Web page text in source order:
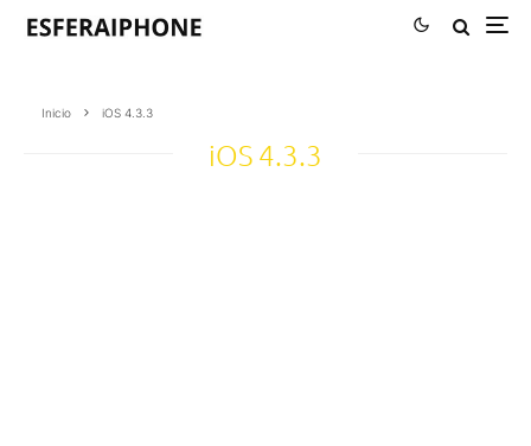
Inicio iOS 4.3.3
iOS 4.3.3